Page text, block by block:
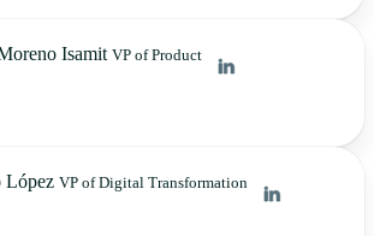
Isamit VP of Product
López VP of Digital Transformation